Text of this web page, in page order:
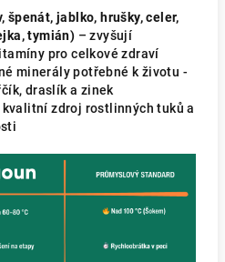
špenát, jablko, hrušky, celer,
tymián) – zvyšují
pro celkové zdraví
minerály potřebné k životu -
draslík a zinek
kvalitní zdroj rostlinných tuků a